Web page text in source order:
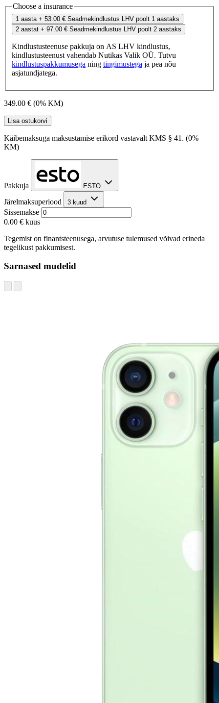
Choose a insurance
1 aasta + 53.00 € Seadmekindlustus LHV poolt 1 aastaks
2 aastat + 97.00 € Seadmekindlustus LHV poolt 2 aastaks
Kindlustusteenuse pakkuja on AS LHV kindlustus,
kindlustusteenust vahendab Nutikas Valik OÜ. Tutvu
kindlustuspakkumusega ning tingimustega ja pea nõu
asjatundjatega.
349.00 € (0% KM)
Lisa ostukorvi
Käibemaksuga maksustamise erikord vastavalt KMS § 41. (0%
KM)
Pakkuja ESTO
Järelmaksuperiood 3 kuud
Sissemakse
0.00 € kuus
Tegemist on finantsteenusega, arvutuse tulemused võivad erineda
tegelikust pakkumisest.
Sarnased mudelid